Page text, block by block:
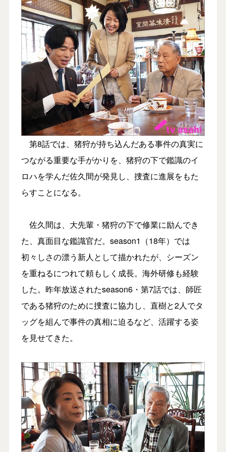
第8話では、猪狩が持ち込んだある事件の真実に
つながる重要な手がかりを、猪狩の下で鑑識のイ
ロハを学んだ佐久間が発見し、捜査に進展をもた
らすことになる。
佐久間は、大先輩・猪狩の下で修業に励んでき
た、真面目な鑑識官だ。season1（18年）では
初々しさの漂う新人として描かれたが、シーズン
を重ねるにつれて頼もしく成長。海外研修も経験
した。昨年放送されたseason6・第7話では、師匠
である猪狩のために捜査に協力し、直樹と2人でタ
ッグを組んで事件の真相に迫るなど、活躍する姿
を見せてきた。